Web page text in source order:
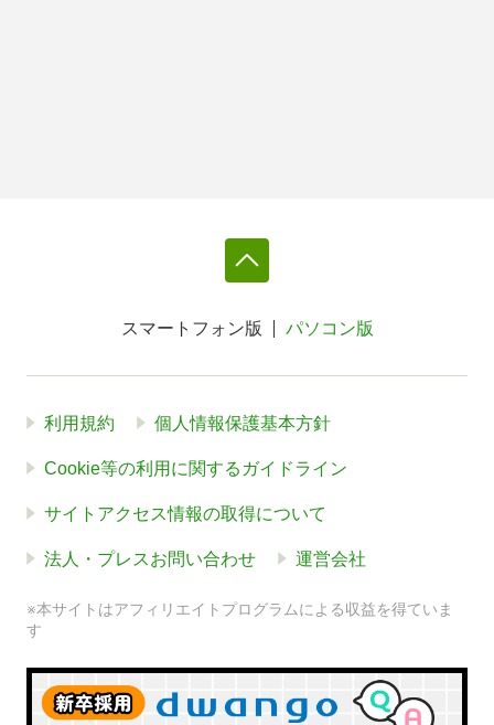
スマートフォン版 パソコン版
利用規約 個人情報保護基本方針
Cookie等の利用に関するガイドライン
サイトアクセス情報の取得について
法人・プレスお問い合わせ 運営会社
※本サイトはアフィリエイトプログラムによる収益を得ていま
す